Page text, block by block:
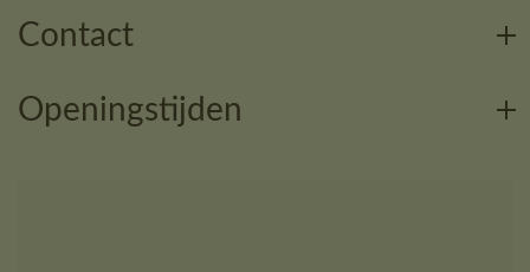
Contact
Openingstijden